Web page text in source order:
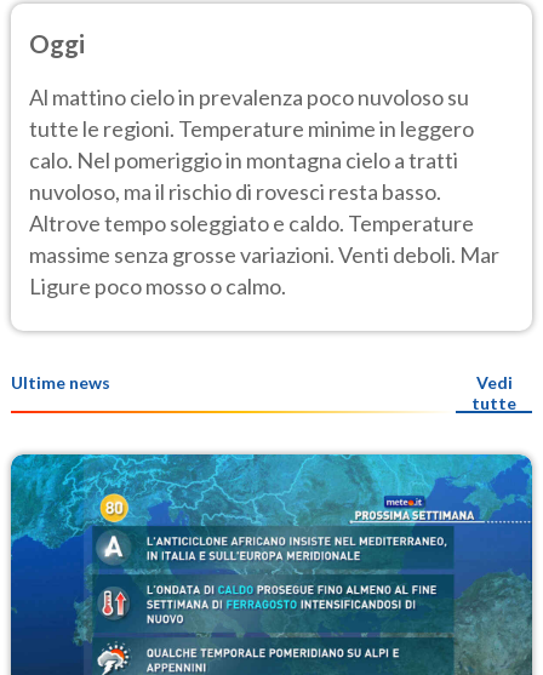
Oggi
Al mattino cielo in prevalenza poco nuvoloso su
tutte le regioni. Temperature minime in leggero
calo. Nel pomeriggio in montagna cielo a tratti
nuvoloso, ma il rischio di rovesci resta basso.
Altrove tempo soleggiato e caldo. Temperature
massime senza grosse variazioni. Venti deboli. Mar
Ligure poco mosso o calmo.
Ultime news
Vedi
tutte